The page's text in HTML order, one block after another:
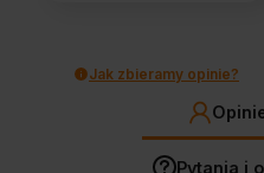
Jak zbieramy opinie?
Pytania i